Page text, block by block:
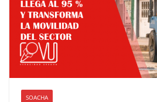
SOACHA